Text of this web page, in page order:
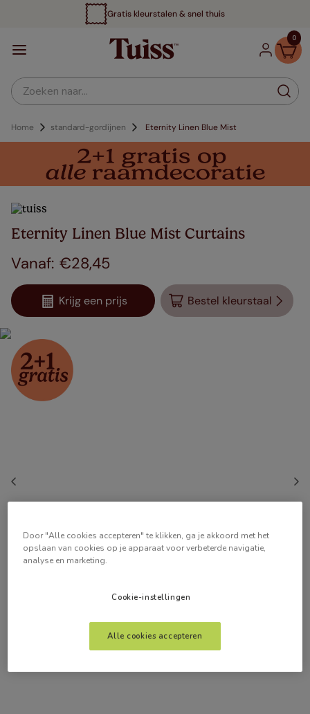
Gratis kleurstalen & snel thuis
0
Zoeken naar...
Home standard-gordijnen Eternity Linen Blue Mist
Eternity Linen Blue Mist Curtains
€28,45
Krijg een prijs Bestel kleurstaal
Door "Alle cookies accepteren" te klikken, ga je akkoord met het
opslaan van cookies op je apparaat voor verbeterde navigatie,
analyse en marketing.
Cookie-instellingen
Alle cookies accepteren